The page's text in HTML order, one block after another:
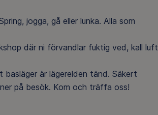
jogga, gå eller lunka. Alla som
där ni förvandlar fuktig ved, kall luft
är lägerelden tänd. Säkert
på besök. Kom och träffa oss!